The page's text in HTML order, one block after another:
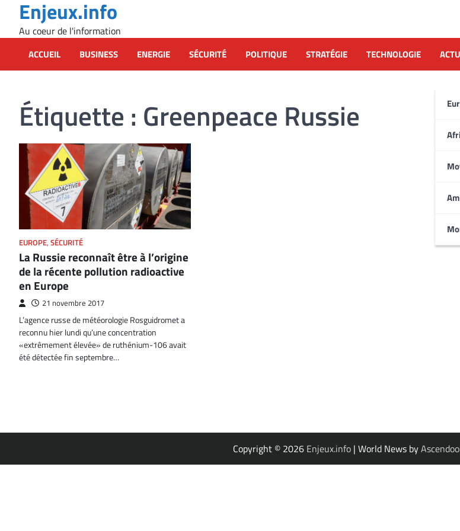
content
Enjeux.info
Au coeur de l'information
ACCUEIL BUSINESS ENERGIE SÉCURITÉ POLITIQUE STRATÉGIE TECHNOLOGIE
Étiquette : Greenpeace Russie
EUROPE, SÉCURITÉ
La Russie reconnaît être à l’origine
de la récente pollution radioactive
en Europe
21 novembre 2017
L’agence russe de météorologie Rosguidromet a
reconnu hier lundi qu’une concentration
«extrêmement élevée» de ruthénium-106 avait
été détectée fin septembre…
Copyright © 2026 Enjeux.info| World News by